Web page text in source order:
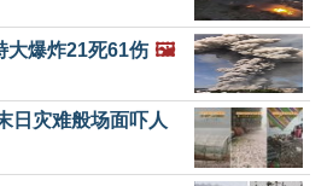
大爆炸21死61伤 🖼️
日灾难般场面吓人